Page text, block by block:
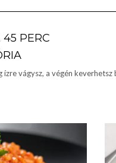
PERC
ízre vágysz, a végén